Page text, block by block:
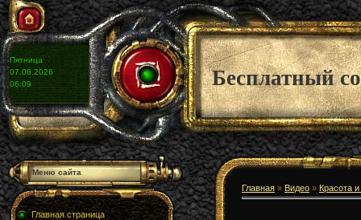
Пятница
07.08.2026
06:09
Бесплатный
Меню сайта
Главная страница
Главная » Видео » Красота